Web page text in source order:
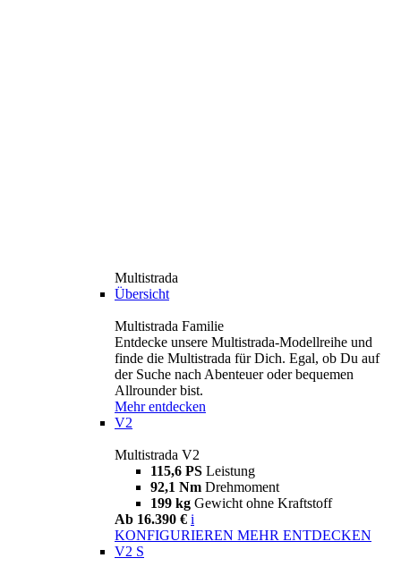
Multistrada
Übersicht
Multistrada Familie
Entdecke unsere Multistrada-Modellreihe und
finde die Multistrada für Dich. Egal, ob Du auf
der Suche nach Abenteuer oder bequemen
Allrounder bist.
Mehr entdecken
V2
Multistrada V2
115,6 PS Leistung
92,1 Nm Drehmoment
199 kg Gewicht ohne Kraftstoff
Ab 16.390 € i
KONFIGURIEREN MEHR ENTDECKEN
V2 S